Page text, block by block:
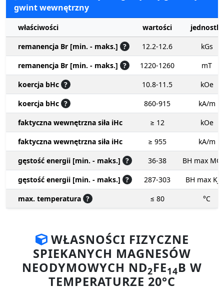
gwint wewnętrzny
właściwości wartości
jednostki
remanencja Br [min. - maks.] ? 12.2-12.6
kGs
remanencja Br [min. - maks.] ? 1220-1260
mT
koercja bHc ? 10.8-11.5
kOe
koercja bHc ? 860-915
kA/m
faktyczna wewnętrzna siła iHc
≥ 12
kOe
faktyczna wewnętrzna siła iHc
≥ 955
kA/m
gęstość energii [min. - maks.] ? 36-38
BH max
gęstość energii [min. - maks.] ? 287-303
BH max
max. temperatura ? ≤ 80 °C
WŁASNOŚCI FIZYCZNE
SPIEKANYCH MAGNESÓW
NEODYMOWYCH ND2FE14B W
TEMPERATURZE 20°C